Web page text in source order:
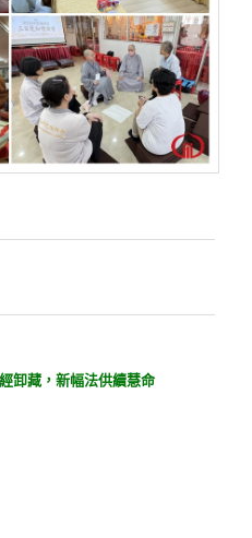
卸藏，新幅法供續慧命